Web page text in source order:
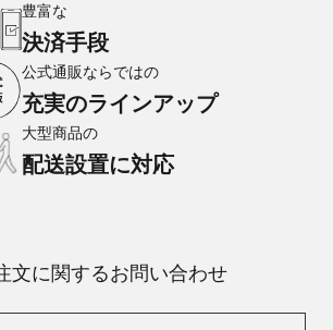
豊富な
決済手段
公式通販ならではの
充実のラインアップ
大型商品の
配送設置に対応
文に関するお問い合わせ